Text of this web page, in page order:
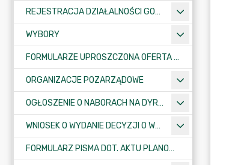
REJESTRACJA DZIAŁALNOŚCI GOSPODARCZEJ
WYBORY
FORMULARZE UPROSZCZONA OFERTA WYKONANIA ZADANIA PUBLICZNEGO
ORGANIZACJE POZARZĄDOWE
OGŁOSZENIE O NABORACH NA DYREKTORÓW PLACÓWEK OŚWIATOWYCH
WNIOSEK O WYDANIE DECYZJI O WARUNKACH ZABUDOWY/O USTALENIE INWESTYCJI CELU PUBLICZNEGO
FORMULARZ PISMA DOT. AKTU PLANOWANIA PRZESTRZENNEGO